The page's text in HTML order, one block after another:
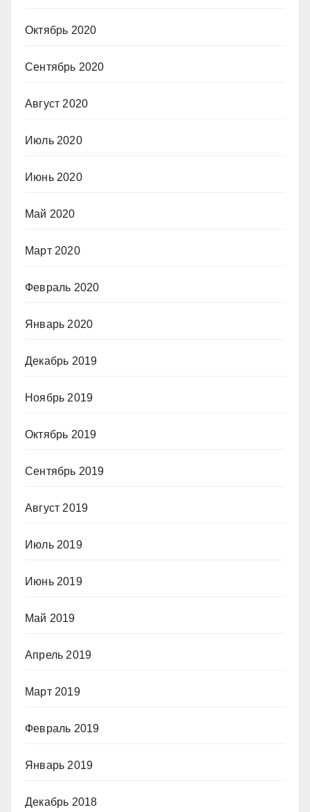
Октябрь 2020
Сентябрь 2020
Август 2020
Июль 2020
Июнь 2020
Май 2020
Март 2020
Февраль 2020
Январь 2020
Декабрь 2019
Ноябрь 2019
Октябрь 2019
Сентябрь 2019
Август 2019
Июль 2019
Июнь 2019
Май 2019
Апрель 2019
Март 2019
Февраль 2019
Январь 2019
Декабрь 2018